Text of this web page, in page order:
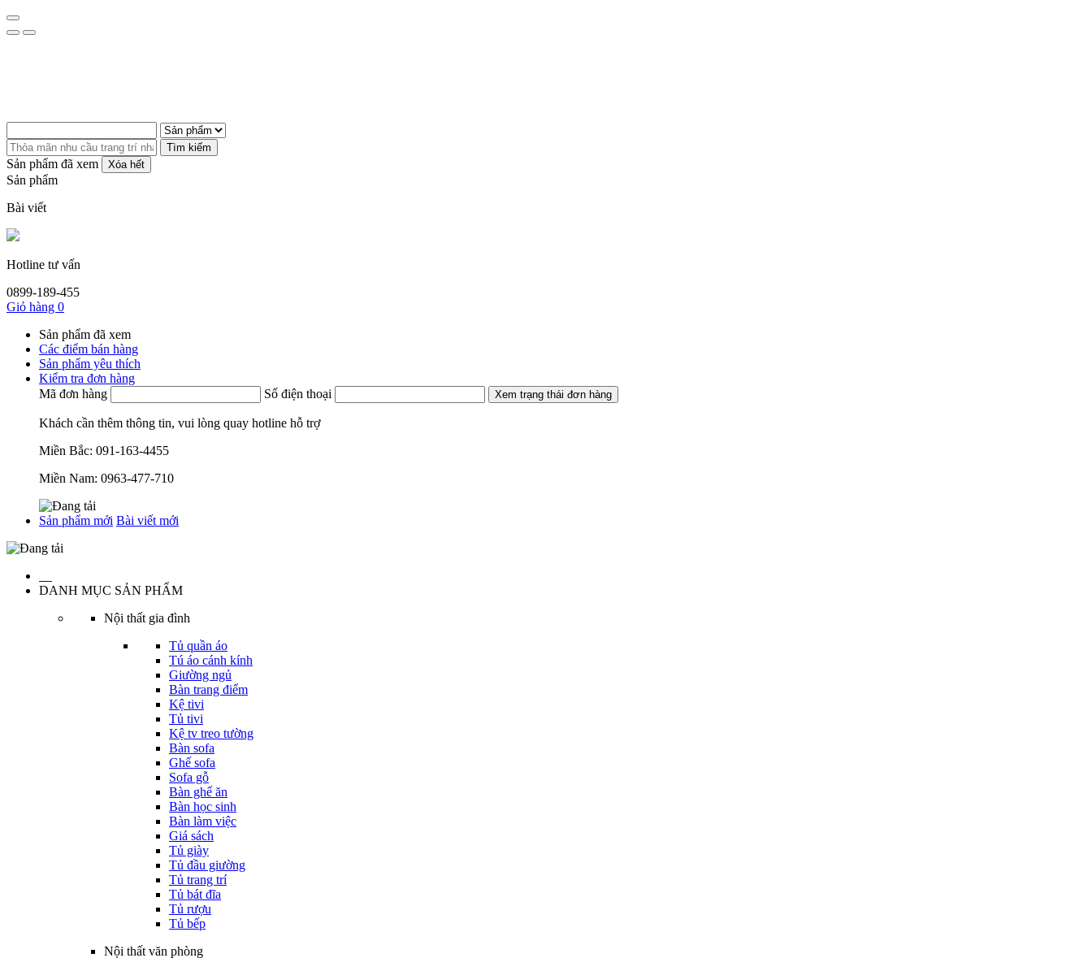
Tìm kiếm
Sản phẩm đã xem Xóa hết
Sản phẩm
Bài viết
Hotline tư vấn
0899-189-455
Giỏ hàng 0
Sản phẩm đã xem
Các điểm bán hàng
Sản phẩm yêu thích
Kiểm tra đơn hàng
Mã đơn hàng
Số điện thoại Xem trạng thái đơn hàng
Khách cần thêm thông tin, vui lòng quay hotline hỗ trợ
Miền Bắc: 091-163-4455
Miền Nam: 0963-477-710
Sản phẩm mới Bài viết mới
DANH MỤC SẢN PHẨM
Nội thất gia đình
Tủ quần áo
Tú áo cánh kính
Giường ngủ
Bàn trang điểm
Kệ tivi
Tủ tivi
Kệ tv treo tường
Bàn sofa
Ghế sofa
Sofa gỗ
Bàn ghế ăn
Bàn học sinh
Bàn làm việc
Giá sách
Tủ giày
Tủ đầu giường
Tủ trang trí
Tủ bát đĩa
Tủ rượu
Tủ bếp
Nội thất văn phòng